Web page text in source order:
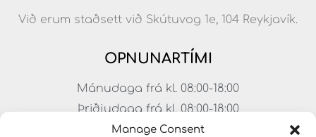
Manage Consent
Við erum staðsett við Skútuvog 1e, 104 Reykjavík.
OPNUNARTÍMI
Mánudaga frá kl. 08:00-18:00
Þriðjudaga frá kl. 08:00-18:00
Miðvikudaga frá kl. 08:00-18:00